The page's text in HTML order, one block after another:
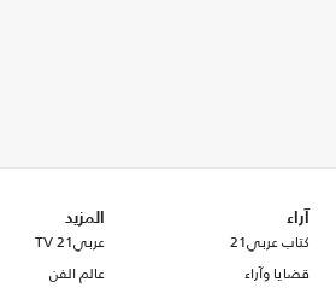
آراء
كتاب عربي21
قضايا وآراء
المزيد
عربي21 TV
عالم الفن